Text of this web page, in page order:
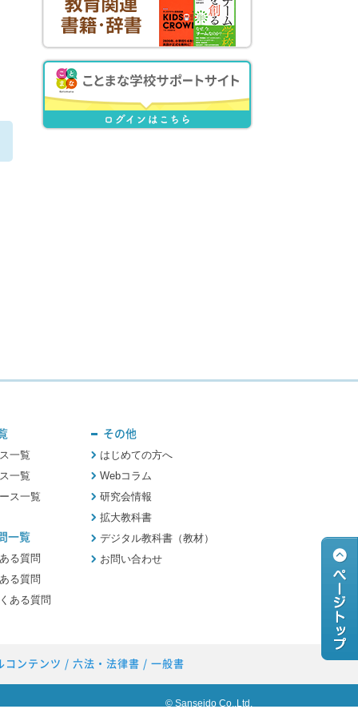
その他
はじめての方へ
Webコラム
研究会情報
拡大教科書
デジタル教科書（教材）
お問い合わせ
一覧
一覧
ス一覧
一覧
る質問
る質問
ある質問
コンテンツ / 六法・法律書 / 一般書
© Sanseido Co.,Ltd.